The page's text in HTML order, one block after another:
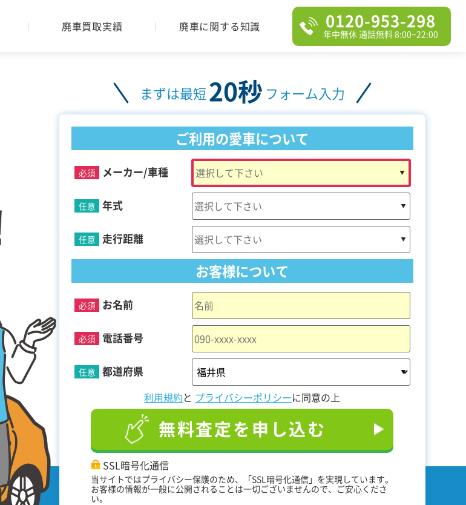
廃車買取実績 廃車に関する知識 0120-953-298
年中無休 通話無料 8:00~22:00
まずは最短20秒 フォーム入力
ご利用の愛車について
メーカー/車種
必須
年式
任意
走行距離
任意
お客様について
お名前
必須
電話番号
必須
都道府県
任意
利用規約と プライバシーポリシーに同意の上
無料査定を申し込む
SSL暗号化通信
当サイトではプライバシー保護のため、「SSL暗号化通信」を実現しています。
お客様の情報が一般に公開されることは一切ございませんので、ご安心くださ
い。